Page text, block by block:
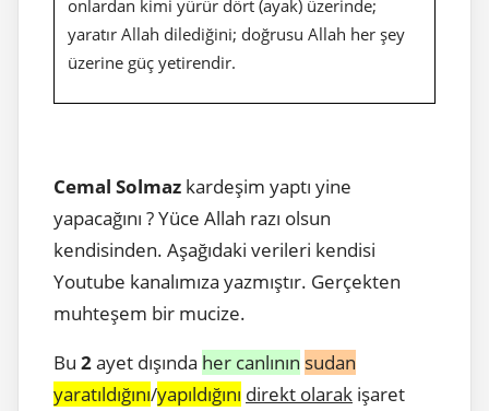
onlardan kimi yürür dört (ayak) üzerinde;
yaratır Allah dilediğini; doğrusu Allah her şey
üzerine güç yetirendir.
Cemal Solmaz kardeşim yaptı yine
yapacağını ? Yüce Allah razı olsun
kendisinden. Aşağıdaki verileri kendisi
Youtube kanalımıza yazmıştır. Gerçekten
muhteşem bir mucize.
Bu 2ayet dışında her canlının sudan
yaratıldığını/yapıldığını direkt olarak işaret